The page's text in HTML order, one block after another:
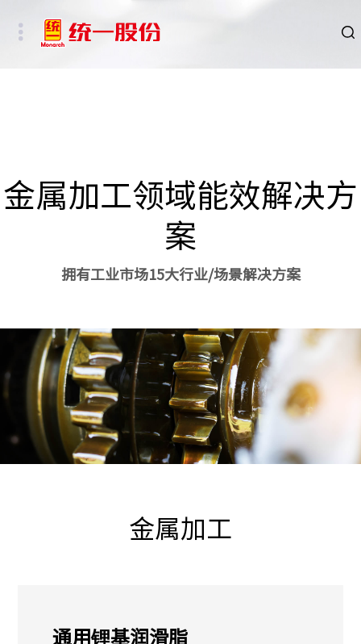
HSE
其他行业
金属加工领域能效解决方
案
拥有工业市场15大行业/场景解决方案
金属加工
通用锂基润滑脂